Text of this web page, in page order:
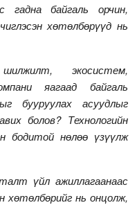
гадна байгаль орчин,
хөтөлбөрүүд нь
экосистем,
яагаад байгаль
бууруулах асуудлыг
болов? Технологийн
бодитой нөлөө үзүүлж
үйл ажиллагаанаас
хөтөлбөрийг нь онцолж,